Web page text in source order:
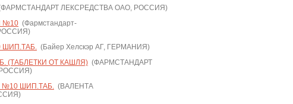
ЛЕКСРЕДСТВА ОАО, РОССИЯ)
№10 (Фармстандарт-
ШИП.ТАБ. (Байер Хелскэр АГ, ГЕРМАНИЯ)
(ТАБЛЕТКИ ОТ КАШЛЯ) (ФАРМСТАНДАРТ
№10 ШИП.ТАБ. (ВАЛЕНТА